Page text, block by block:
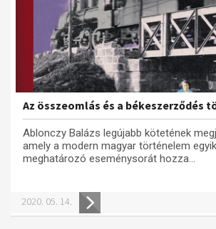
Az összeomlás és a békeszerződés
Ablonczy Balázs legújabb kötetének
amely a modern magyar történelem egyik
meghatározó eseménysorát hozza...
2020. 05. 14.